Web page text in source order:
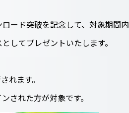
ード突破を記念して、対象期
してプレゼントいたします。
れます。
された方が対象です。